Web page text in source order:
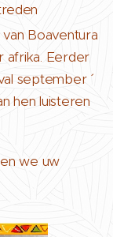
Boaventura
afrika. Eerder
september ´
hen luisteren
we uw